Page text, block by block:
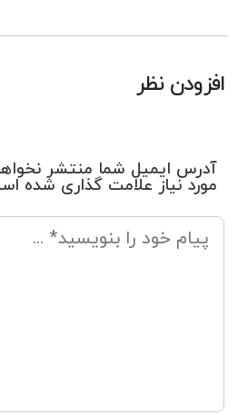
افزودن نظر
آدرس ایمیل شما منتشر
مورد نیاز علامت گذاری شده